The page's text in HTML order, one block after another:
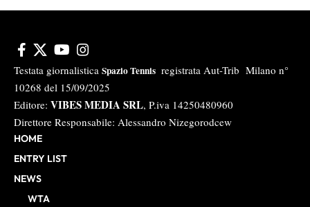
Testata giornalistica Spazio Tennis registrata Aut-Trib Milano n°
10268 del 15/09/2025
Editore: VIBES MEDIA SRL, P.iva 14250480960
Direttore Responsabile: Alessandro Nizegorodcew
HOME
ENTRY LIST
NEWS
WTA